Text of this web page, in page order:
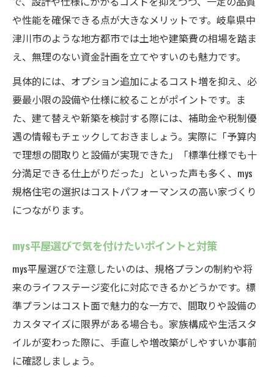
や性能を確保できる点が大きなメリットです。岐阜県中
津川市のような地方都市では土地や建築費の相場を踏ま
え、無理のない資金計画を立てやすいのも魅力です。
具体的には、オプション追加によるコスト増を抑え、必
要最小限の設備や仕様に絞ることがポイントです。ま
た、建て替えや新築を検討する際には、補助金や税制優
遇の情報もチェックしておきましょう。実際に「予算内
で理想の間取りと設備が実現できた」「標準仕様でも十
分満足できる仕上がりだった」といった声も多く、mys
規格住宅の選択はコストパフォーマンスの高い家づくり
につながります。
mys平屋選びで気を付けたいポイントと対策
mys平屋選びで注意したいのは、規格プランの制約や将
来のライフステージ変化に対応できるかどうかです。標
準プランはコスト面で魅力的な一方で、間取りや設備の
カスタマイズに限界がある場合も。家族構成や生活スタ
イルが変わった際に、手直しや増改築がしやすいか事前
に確認しましょう。